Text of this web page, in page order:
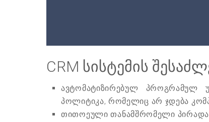
CRM სისტემის
ავტომატიზირებულ პროგრამულ
პოლიტიკა, რომელიც არ ჯდება
თითოეული თანამშრომელი